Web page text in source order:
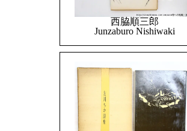
西脇順三郎
Junzaburo Nishiwaki